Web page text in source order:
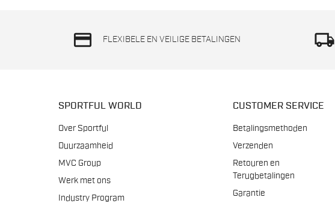
credit_card FLEXIBELE EN VEILIGE BETALINGEN local_shipping
SPORTFUL WORLD
Over Sportful
Duurzaamheid
MVC Group
Werk met ons
Industry Program
CUSTOMER SERVICE
Betalingsmethoden
Verzenden
Retouren en
Terugbetalingen
Garantie